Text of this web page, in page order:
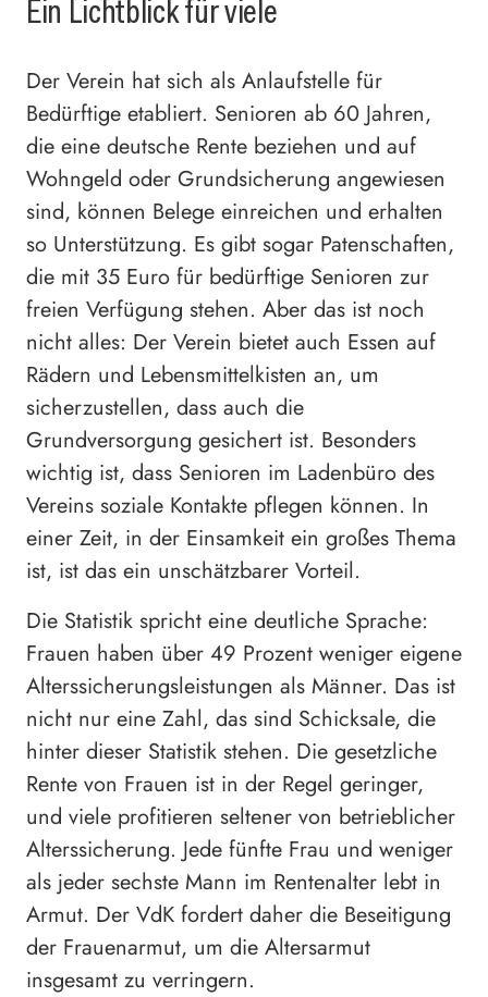
Ein Lichtblick für viele
Der Verein hat sich als Anlaufstelle für
Bedürftige etabliert. Senioren ab 60 Jahren,
die eine deutsche Rente beziehen und auf
Wohngeld oder Grundsicherung angewiesen
sind, können Belege einreichen und erhalten
so Unterstützung. Es gibt sogar Patenschaften,
die mit 35 Euro für bedürftige Senioren zur
freien Verfügung stehen. Aber das ist noch
nicht alles: Der Verein bietet auch Essen auf
Rädern und Lebensmittelkisten an, um
sicherzustellen, dass auch die
Grundversorgung gesichert ist. Besonders
wichtig ist, dass Senioren im Ladenbüro des
Vereins soziale Kontakte pflegen können. In
einer Zeit, in der Einsamkeit ein großes Thema
ist, ist das ein unschätzbarer Vorteil.
Die Statistik spricht eine deutliche Sprache:
Frauen haben über 49 Prozent weniger eigene
Alterssicherungsleistungen als Männer. Das ist
nicht nur eine Zahl, das sind Schicksale, die
hinter dieser Statistik stehen. Die gesetzliche
Rente von Frauen ist in der Regel geringer,
und viele profitieren seltener von betrieblicher
Alterssicherung. Jede fünfte Frau und weniger
als jeder sechste Mann im Rentenalter lebt in
Armut. Der VdK fordert daher die Beseitigung
der Frauenarmut, um die Altersarmut
insgesamt zu verringern.